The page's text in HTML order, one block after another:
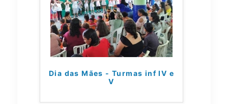
Dia das Mães - Turmas inf IV e
V